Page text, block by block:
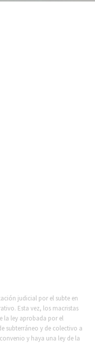
judicial por el subte en
Esta vez, los macristas
la ley aprobada por el
subterráneo y de colectivo a
y haya una ley de la